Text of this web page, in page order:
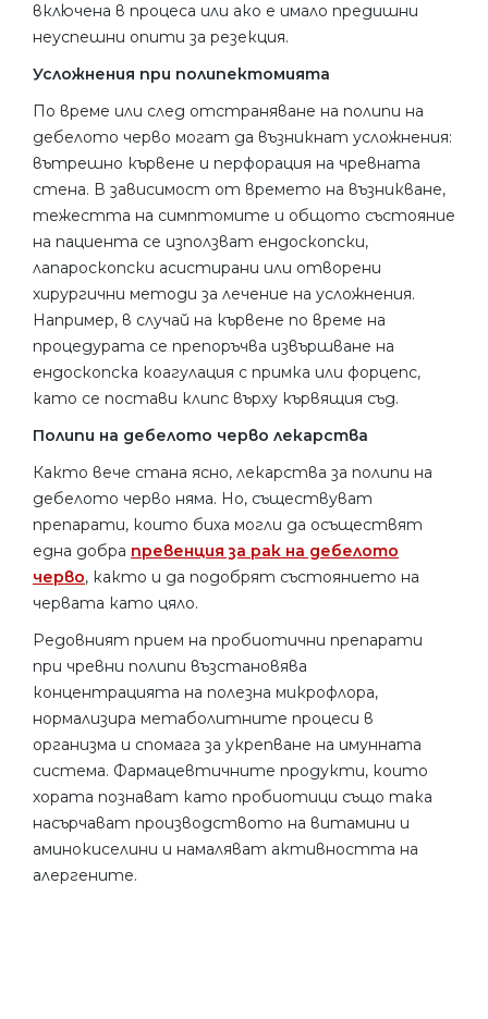
включена в процеса или ако е имало предишни
неуспешни опити за резекция.
Усложнения при полипектомията
По време или след отстраняване на полипи на
дебелото черво могат да възникнат усложнения:
вътрешно кървене и перфорация на чревната
стена. В зависимост от времето на възникване,
тежестта на симптомите и общото състояние
на пациента се използват ендоскопски,
лапароскопски асистирани или отворени
хирургични методи за лечение на усложнения.
Например, в случай на кървене по време на
процедурата се препоръчва извършване на
ендоскопска коагулация с примка или форцепс,
като се постави клипс върху кървящия съд.
Полипи на дебелото черво лекарства
Както вече стана ясно, лекарства за полипи на
дебелото черво няма. Но, съществуват
препарати, които биха могли да осъществят
една добра превенция за рак на дебелото
черво, както и да подобрят състоянието на
червата като цяло.
Редовният прием на пробиотични препарати
при чревни полипи възстановява
концентрацията на полезна микрофлора,
нормализира метаболитните процеси в
организма и спомага за укрепване на имунната
система. Фармацевтичните продукти, които
хората познават като пробиотици също така
насърчават производството на витамини и
аминокиселини и намаляват активността на
алергените.